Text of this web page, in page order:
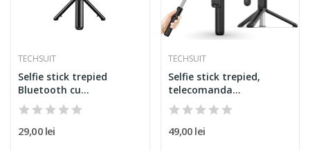
TECHSUIT
Selfie stick trepied
Bluetooth cu
telecomanda...
29,00 lei
TECHSUIT
Selfie stick trepied,
telecomanda
Bluetooth...
49,00 lei